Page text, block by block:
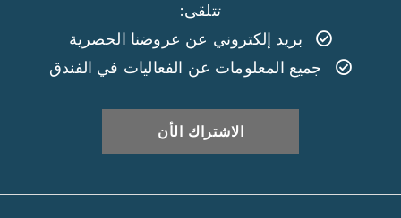
تتلقى:
بريد إلكتروني عن عروضنا الحصرية
جميع المعلومات عن الفعاليات في الفندق